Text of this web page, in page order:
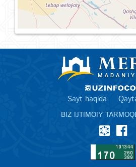
Sayt haqida
BIZ IJTIMOIY